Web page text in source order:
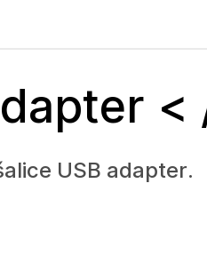
<
USB adapter.